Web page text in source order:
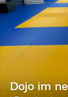
Dojo im